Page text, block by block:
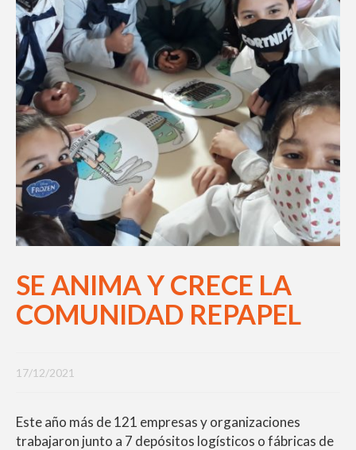
SE ANIMA Y CRECE LA
COMUNIDAD REPAPEL
17/12/2021
Este año más de 121 empresas y organizaciones
trabajaron junto a 7 depósitos logísticos o fábricas de